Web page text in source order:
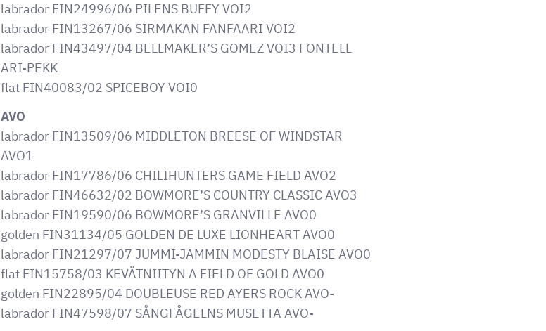
labrador FIN24996/06 PILENS BUFFY VOI2
labrador FIN13267/06 SIRMAKAN FANFAARI VOI2
labrador FIN43497/04 BELLMAKER’S GOMEZ VOI3 FONTELL
ARI-PEKK
flat FIN40083/02 SPICEBOY VOI0
AVO
labrador FIN13509/06 MIDDLETON BREESE OF WINDSTAR
AVO1
labrador FIN17786/06 CHILIHUNTERS GAME FIELD AVO2
labrador FIN46632/02 BOWMORE’S COUNTRY CLASSIC AVO3
labrador FIN19590/06 BOWMORE’S GRANVILLE AVO0
golden FIN31134/05 GOLDEN DE LUXE LIONHEART AVO0
labrador FIN21297/07 JUMMI-JAMMIN MODESTY BLAISE AVO0
flat FIN15758/03 KEVÄTNIITYN A FIELD OF GOLD AVO0
golden FIN22895/04 DOUBLEUSE RED AYERS ROCK AVO-
labrador FIN47598/07 SÅNGFÅGELNS MUSETTA AVO-